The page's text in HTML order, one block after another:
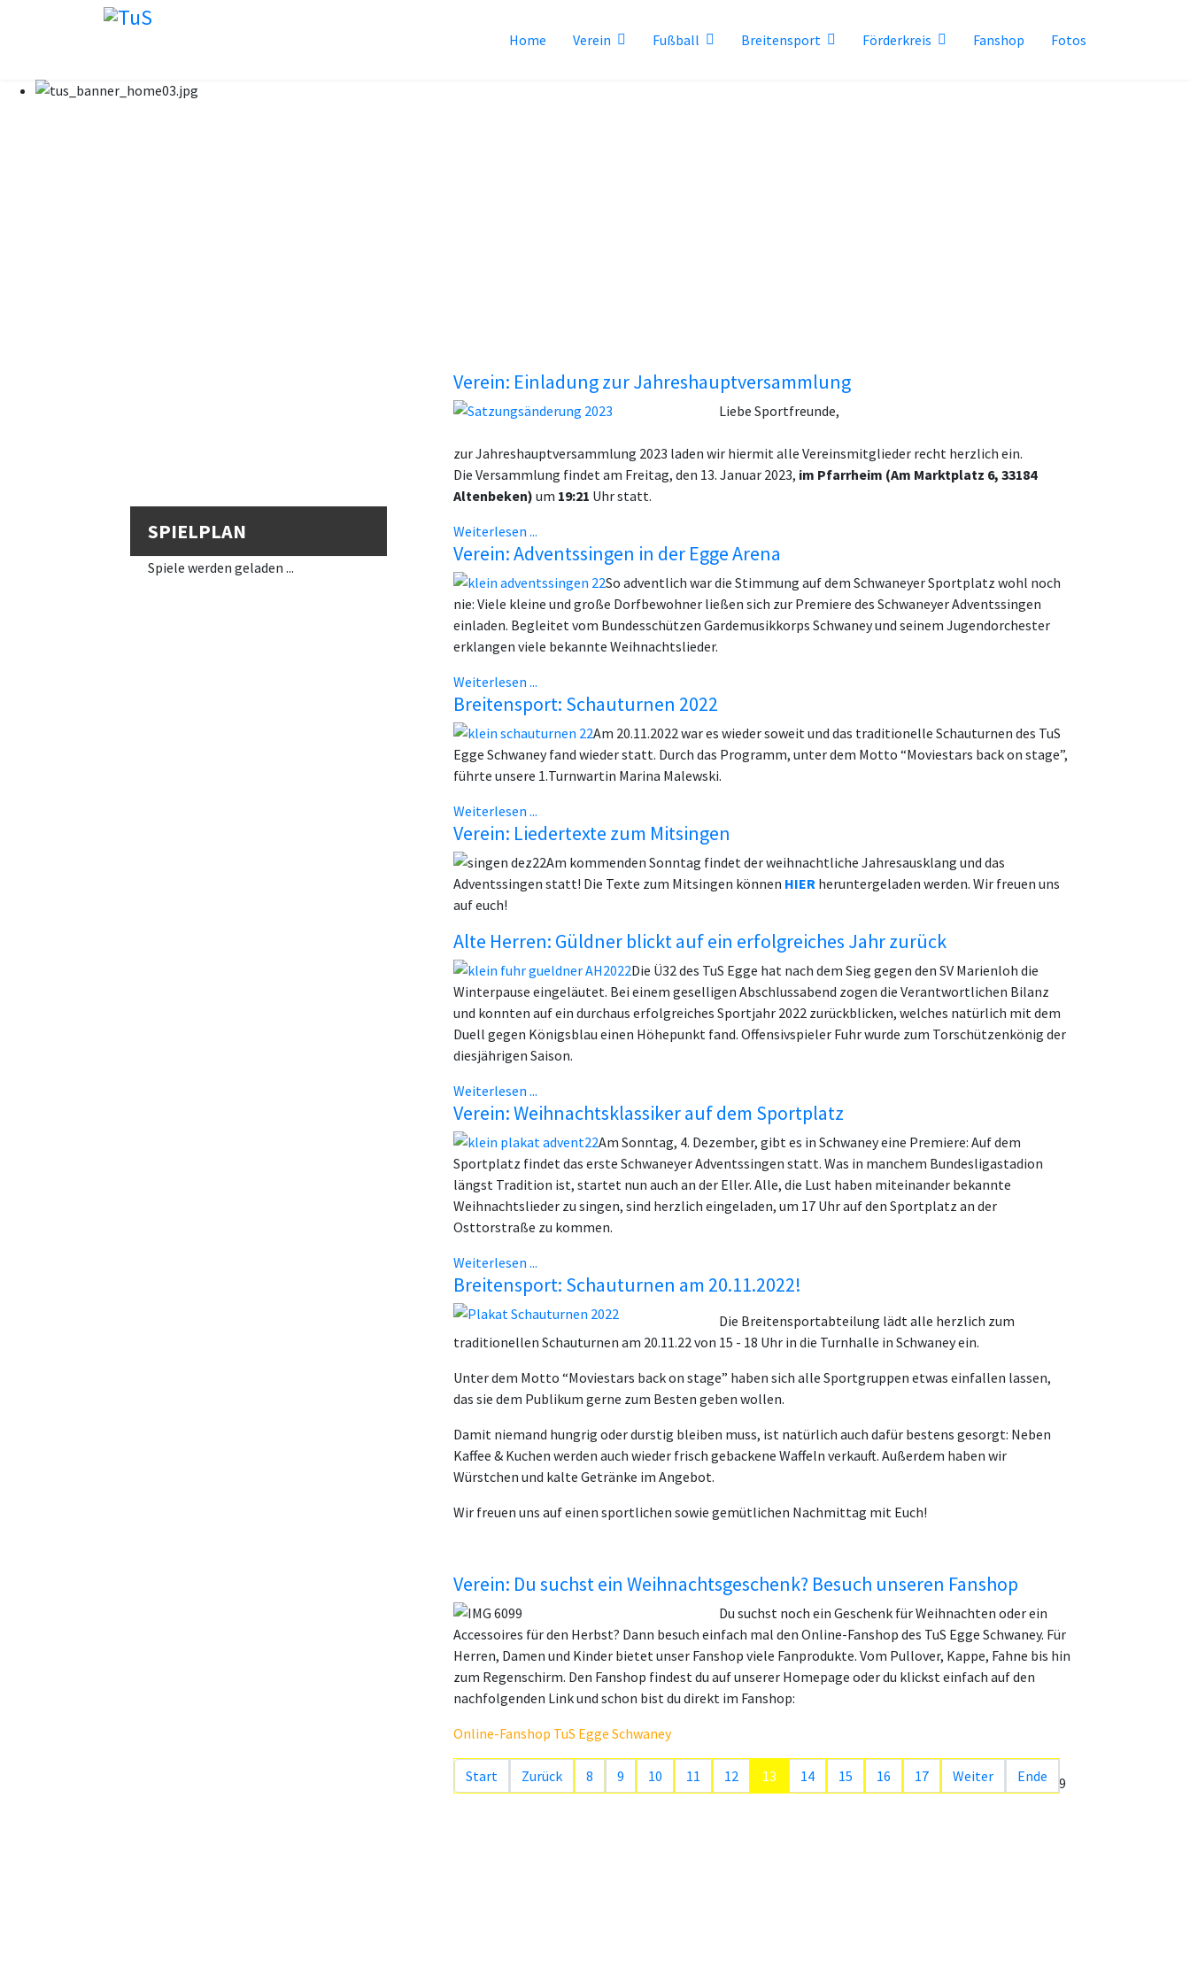
Home Verein Fußball Breitensport Förderkreis Fanshop Fotos
SPIELPLAN
Spiele werden geladen ...
Verein: Einladung zur Jahreshauptversammlung
Liebe Sportfreunde,
zur Jahreshauptversammlung 2023 laden wir hiermit alle Vereinsmitglieder recht herzlich ein.
Die Versammlung findet am Freitag, den 13. Januar 2023, im Pfarrheim (Am Marktplatz 6, 33184
Altenbeken) um 19:21 Uhr statt.
Weiterlesen ...
Verein: Adventssingen in der Egge Arena
So adventlich war die Stimmung auf dem Schwaneyer Sportplatz wohl noch
nie: Viele kleine und große Dorfbewohner ließen sich zur Premiere des Schwaneyer Adventssingen
einladen. Begleitet vom Bundesschützen Gardemusikkorps Schwaney und seinem Jugendorchester
erklangen viele bekannte Weihnachtslieder.
Weiterlesen ...
Breitensport: Schauturnen 2022
Am 20.11.2022 war es wieder soweit und das traditionelle Schauturnen des TuS
Egge Schwaney fand wieder statt. Durch das Programm, unter dem Motto “Moviestars back on stage”,
führte unsere 1.Turnwartin Marina Malewski.
Weiterlesen ...
Verein: Liedertexte zum Mitsingen
Am kommenden Sonntag findet der weihnachtliche Jahresausklang und das
Adventssingen statt! Die Texte zum Mitsingen können HIER heruntergeladen werden. Wir freuen uns
auf euch!
Alte Herren: Güldner blickt auf ein erfolgreiches Jahr zurück
Die Ü32 des TuS Egge hat nach dem Sieg gegen den SV Marienloh die
Winterpause eingeläutet. Bei einem geselligen Abschlussabend zogen die Verantwortlichen Bilanz
und konnten auf ein durchaus erfolgreiches Sportjahr 2022 zurückblicken, welches natürlich mit dem
Duell gegen Königsblau einen Höhepunkt fand. Offensivspieler Fuhr wurde zum Torschützenkönig der
diesjährigen Saison.
Weiterlesen ...
Verein: Weihnachtsklassiker auf dem Sportplatz
Am Sonntag, 4. Dezember, gibt es in Schwaney eine Premiere: Auf dem
Sportplatz findet das erste Schwaneyer Adventssingen statt. Was in manchem Bundesligastadion
längst Tradition ist, startet nun auch an der Eller. Alle, die Lust haben miteinander bekannte
Weihnachtslieder zu singen, sind herzlich eingeladen, um 17 Uhr auf den Sportplatz an der
Osttorstraße zu kommen.
Weiterlesen ...
Breitensport: Schauturnen am 20.11.2022!
Die Breitensportabteilung lädt alle herzlich zum
traditionellen Schauturnen am 20.11.22 von 15 - 18 Uhr in die Turnhalle in Schwaney ein.
Unter dem Motto “Moviestars back on stage” haben sich alle Sportgruppen etwas einfallen lassen,
das sie dem Publikum gerne zum Besten geben wollen.
Damit niemand hungrig oder durstig bleiben muss, ist natürlich auch dafür bestens gesorgt: Neben
Kaffee & Kuchen werden auch wieder frisch gebackene Waffeln verkauft. Außerdem haben wir
Würstchen und kalte Getränke im Angebot.
Wir freuen uns auf einen sportlichen sowie gemütlichen Nachmittag mit Euch!
Verein: Du suchst ein Weihnachtsgeschenk? Besuch unseren Fanshop
Du suchst noch ein Geschenk für Weihnachten oder ein
Accessoires für den Herbst? Dann besuch einfach mal den Online-Fanshop des TuS Egge Schwaney. Für
Herren, Damen und Kinder bietet unser Fanshop viele Fanprodukte. Vom Pullover, Kappe, Fahne bis hin
zum Regenschirm. Den Fanshop findest du auf unserer Homepage oder du klickst einfach auf den
nachfolgenden Link und schon bist du direkt im Fanshop:
Online-Fanshop TuS Egge Schwaney
Seite 13 von 29
Start Zurück 8 9 10 11 12 13 14 15 16 17 Weiter Ende